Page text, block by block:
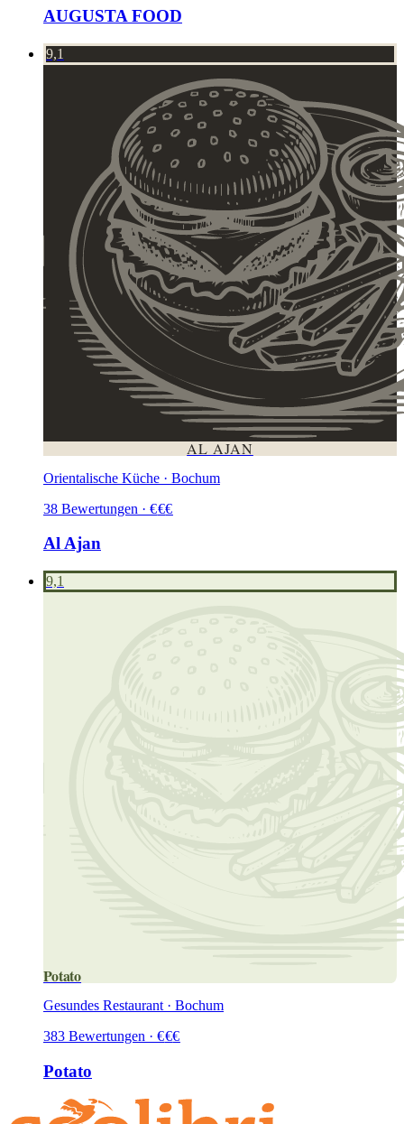
AUGUSTA FOOD
9,1
AL AJAN
Orientalische Küche · Bochum
38 Bewertungen · €€€
Al Ajan
9,1
Potato
Gesundes Restaurant · Bochum
383 Bewertungen · €€€
Potato